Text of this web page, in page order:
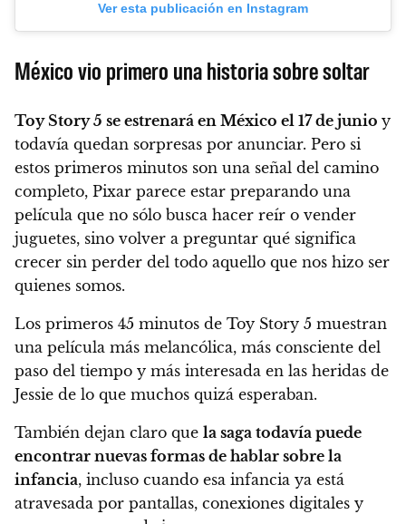
Ver esta publicación en Instagram
México vio primero una historia sobre soltar
Toy Story 5 se estrenará en México el 17 de junio y
todavía quedan sorpresas por anunciar. Pero si
estos primeros minutos son una señal del camino
completo, Pixar parece estar preparando una
película que no sólo busca hacer reír o vender
juguetes, sino volver a preguntar qué significa
crecer sin perder del todo aquello que nos hizo ser
quienes somos.
Los primeros 45 minutos de Toy Story 5 muestran
una película más melancólica, más consciente del
paso del tiempo y más interesada en las heridas de
Jessie de lo que muchos quizá esperaban.
También dejan claro que la saga todavía puede
encontrar nuevas formas de hablar sobre la
infancia, incluso cuando esa infancia ya está
atravesada por pantallas, conexiones digitales y